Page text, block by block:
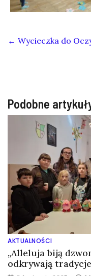
← Wycieczka do
Podobne
AKTUALNOŚCI
„Alleluja biją
odkrywają